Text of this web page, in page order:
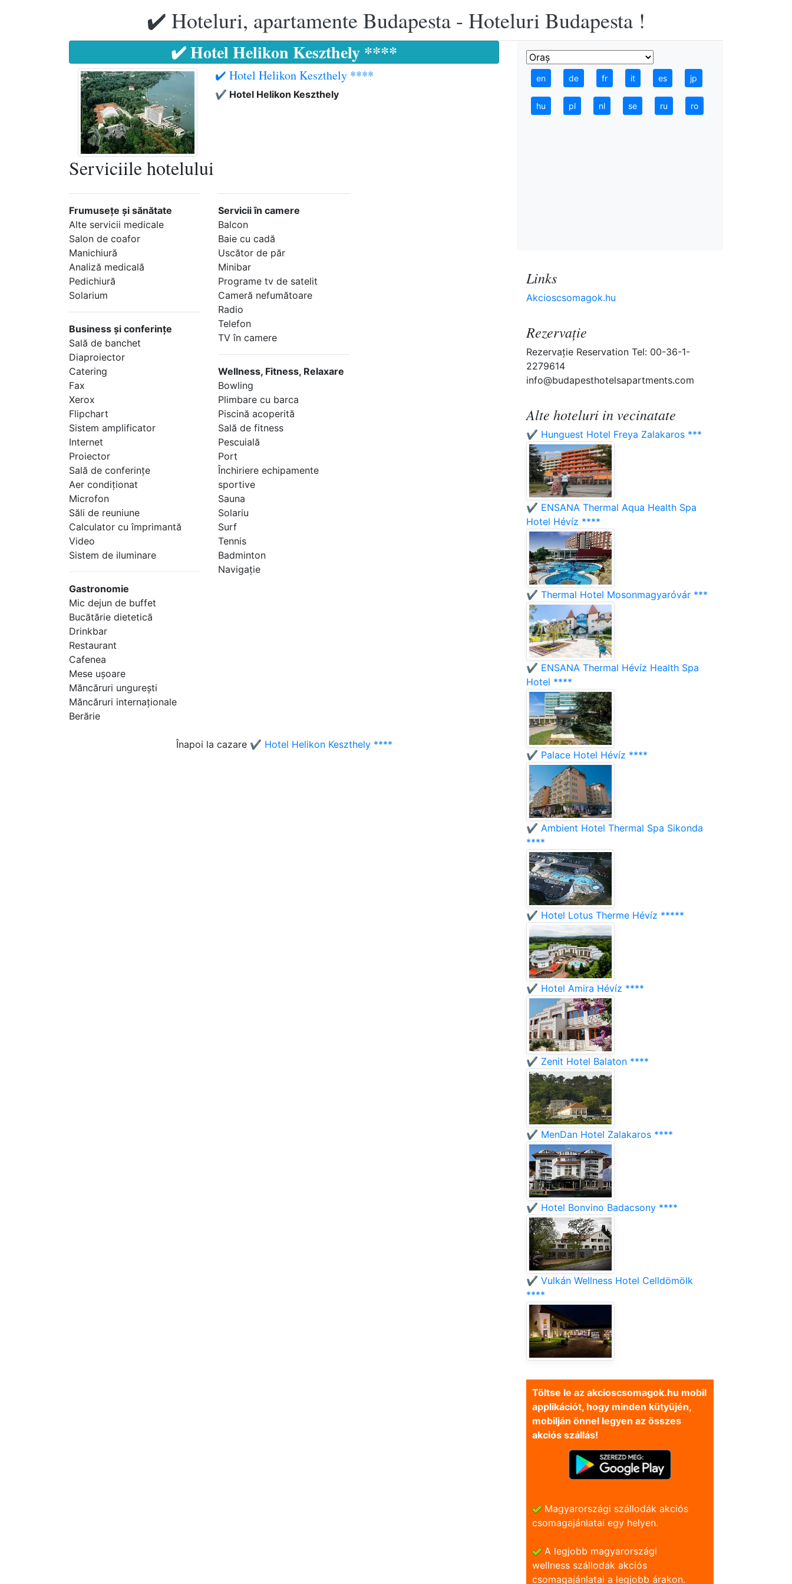
✔️ Hoteluri, apartamente Budapesta - Hoteluri Budapesta !
✔️ Hotel Helikon Keszthely ****
✔️ Hotel Helikon Keszthely ****
✔️ Hotel Helikon Keszthely
Serviciile hotelului
Frumuseţe şi sănătate
Alte servicii medicale
Salon de coafor
Manichiură
Analiză medicală
Pedichiură
Solarium
Business şi conferinţe
Sală de banchet
Diaproiector
Catering
Fax
Xerox
Flipchart
Sistem amplificator
Internet
Proiector
Sală de conferinţe
Aer condiţionat
Microfon
Săli de reuniune
Calculator cu împrimantă
Video
Sistem de iluminare
Gastronomie
Mic dejun de buffet
Bucătărie dietetică
Drinkbar
Restaurant
Cafenea
Mese uşoare
Măncăruri ungureşti
Măncăruri internaţionale
Berărie
Servicii în camere
Balcon
Baie cu cadă
Uscător de păr
Minibar
Programe tv de satelit
Cameră nefumătoare
Radio
Telefon
TV în camere
Wellness, Fitness, Relaxare
Bowling
Plimbare cu barca
Piscină acoperită
Sală de fitness
Pescuială
Port
Închiriere echipamente
sportive
Sauna
Solariu
Surf
Tennis
Badminton
Navigaţie
Înapoi la cazare ✔️ Hotel Helikon Keszthely ****
en de fr it es jp
hu pl nl se ru ro
Links
Akcioscsomagok.hu
Rezervaţie
Rezervaţie Reservation Tel: 00-36-1-
2279614
info@budapesthotelsapartments.com
Alte hoteluri in vecinatate
✔️ Hunguest Hotel Freya Zalakaros ***
✔️ ENSANA Thermal Aqua Health Spa
Hotel Hévíz ****
✔️ Thermal Hotel Mosonmagyaróvár ***
✔️ ENSANA Thermal Hévíz Health Spa
Hotel ****
✔️ Palace Hotel Hévíz ****
✔️ Ambient Hotel Thermal Spa Sikonda
****
✔️ Hotel Lotus Therme Hévíz *****
✔️ Hotel Amira Hévíz ****
✔️ Zenit Hotel Balaton ****
✔️ MenDan Hotel Zalakaros ****
✔️ Hotel Bonvino Badacsony ****
✔️ Vulkán Wellness Hotel Celldömölk
****
Töltse le az akcioscsomagok.hu mobil
applikációt, hogy minden kütyüjén,
mobilján önnel legyen az összes
akciós szállás!
Magyarországi szállodák akciós
csomagajánlatai egy helyen.
A legjobb magyarországi
wellness szállodák akciós
csomagajánlatai a legjobb árakon.